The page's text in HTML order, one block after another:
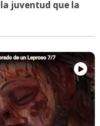
juventud que la